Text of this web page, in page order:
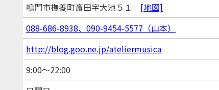
鳴門市撫養町斎田字大池５１ [地図]
088-686-8938、090-9454-5577（山本）
http://blog.goo.ne.jp/ateliermusica
9:00～22:00